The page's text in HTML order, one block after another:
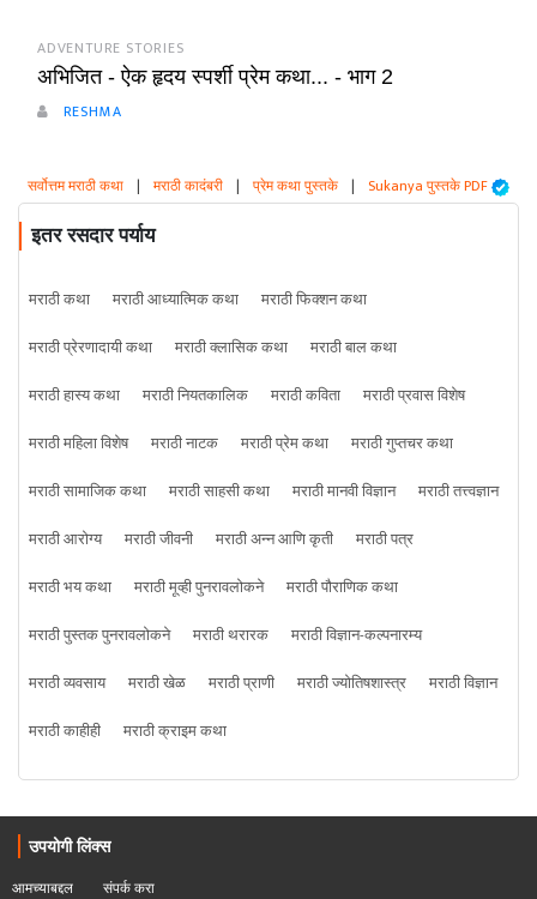
ADVENTURE STORIES
अभिजित - ऐक हृदय स्पर्शी प्रेम कथा... - भाग 2
RESHMA
सर्वोत्तम मराठी कथा | मराठी कादंबरी | प्रेम कथा पुस्तके | Sukanya पुस्तके PDF
इतर रसदार पर्याय
मराठी कथा मराठी आध्यात्मिक कथा
मराठी फिक्शन कथा
मराठी प्रेरणादायी कथा
मराठी क्लासिक कथा
मराठी बाल कथा
मराठी हास्य कथा
मराठी नियतकालिक मराठी कविता
मराठी प्रवास विशेष
मराठी महिला विशेष
मराठी नाटक मराठी प्रेम कथा
मराठी गुप्तचर कथा
मराठी सामाजिक कथा
मराठी साहसी कथा मराठी मानवी विज्ञान
मराठी तत्त्वज्ञान
मराठी आरोग्य
मराठी जीवनी मराठी अन्न आणि कृती
मराठी पत्र
मराठी भय कथा
मराठी मूव्ही पुनरावलोकने
मराठी पौराणिक कथा
मराठी पुस्तक पुनरावलोकने
मराठी थरारक
मराठी विज्ञान-कल्पनारम्य
मराठी व्यवसाय
मराठी खेळ मराठी प्राणी मराठी ज्योतिषशास्त्र
मराठी विज्ञान
मराठी काहीही
मराठी क्राइम कथा
उपयोगी लिंक्स
आमच्याबद्दल संपर्क करा